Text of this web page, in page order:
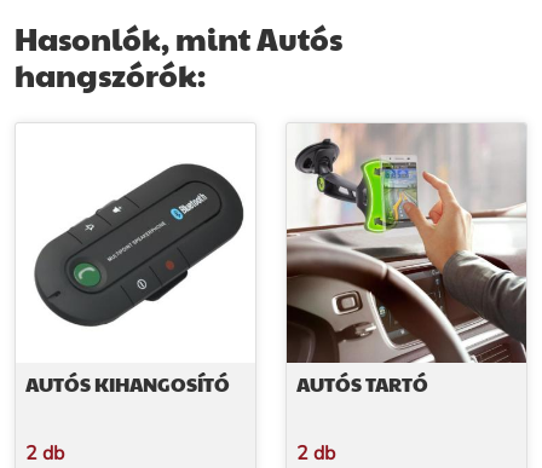
Hasonlók, mint Autós
hangszórók:
AUTÓS KIHANGOSÍTÓ
2 db
AUTÓS TARTÓ
2 db